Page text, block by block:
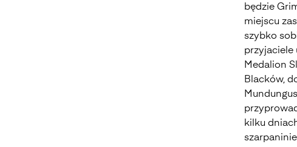
będzie
miejscu
szybko
przyjaciele
Medalion
Blacków,
kilku